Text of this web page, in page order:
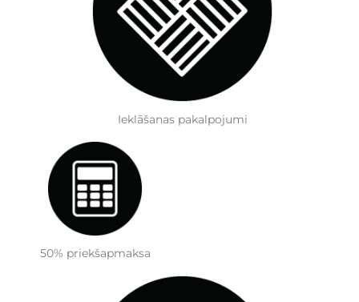
Ieklāšanas pakalpojumi
50% priekšapmaksa